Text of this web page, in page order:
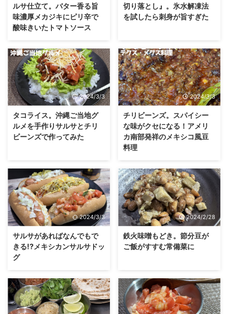
ルサ仕立て。バター香る旨
味濃厚メカジキにピリ辛で
酸味きいたトマトソース
切り落とし』。氷水解凍法
を試したら刺身が旨すぎた
2024/3/3
タコライス。沖縄ご当地グ
ルメを手作りサルサとチリ
ビーンズで作ってみた
2024/3/3
チリビーンズ。スパイシー
な味がクセになる！アメリ
カ南部発祥のメキシコ風豆
料理
2024/3/3
サルサがあればなんでもで
きる!?メキシカンサルサドッ
グ
2024/2/28
鉄火味噌もどき。節分豆が
ご飯がすすむ常備菜に